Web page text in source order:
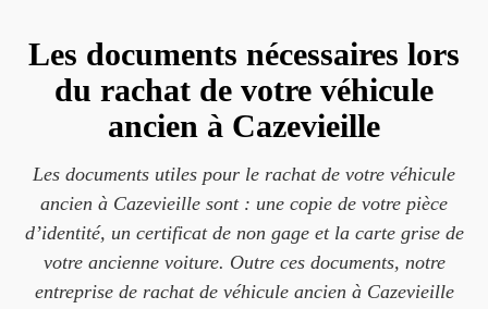
Les documents nécessaires lors
du rachat de votre véhicule
ancien à Cazevieille
Les documents utiles pour le rachat de votre véhicule
ancien à Cazevieille sont : une copie de votre pièce
d’identité, un certificat de non gage et la carte grise de
votre ancienne voiture. Outre ces documents, notre
entreprise de rachat de véhicule ancien à Cazevieille